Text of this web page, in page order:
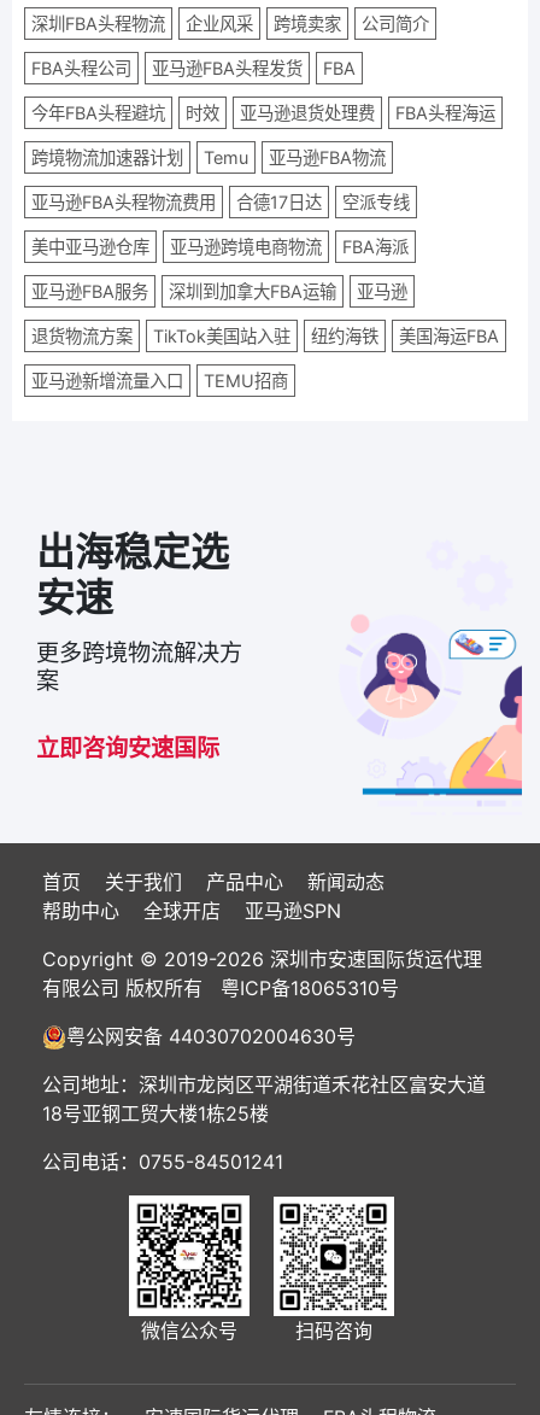
深圳FBA头程物流 企业风采 跨境卖家 公司简介
FBA头程公司 亚马逊FBA头程发货 FBA
今年FBA头程避坑 时效 亚马逊退货处理费 FBA头程海运
跨境物流加速器计划 Temu 亚马逊FBA物流
亚马逊FBA头程物流费用 合德17日达 空派专线
美中亚马逊仓库 亚马逊跨境电商物流 FBA海派
亚马逊FBA服务 深圳到加拿大FBA运输 亚马逊
退货物流方案 TikTok美国站入驻 纽约海铁 美国海运FBA
亚马逊新增流量入口 TEMU招商
出海稳定选
安速
更多跨境物流解决方
案
立即咨询安速国际
首页 关于我们 产品中心
新闻动态
帮助中心
全球开店
亚马逊SPN
Copyright © 2019-2026 深圳市安速国际货运代理
有限公司 版权所有 粤ICP备18065310号
粤公网安备 44030702004630号
公司地址：深圳市龙岗区平湖街道禾花社区富安大道
18号亚钢工贸大楼1栋25楼
公司电话：0755-84501241
微信公众号 扫码咨询